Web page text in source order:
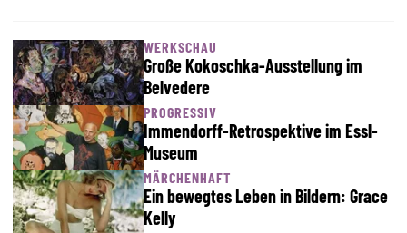
WERKSCHAU
Große Kokoschka-Ausstellung im
Belvedere
PROGRESSIV
Immendorff-Retrospektive im Essl-
Museum
MÄRCHENHAFT
Ein bewegtes Leben in Bildern: Grace
Kelly